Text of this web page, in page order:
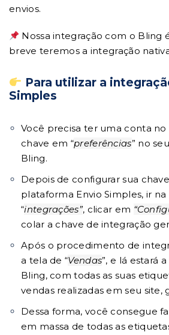
envios.
Nossa integração com o Bling
breve teremos a integração
Para utilizar a
Simples
Você precisa ter uma conta no
chave em “preferências” no
Bling.
Depois de configurar sua
plataforma Envio Simples, ir na
“integrações”, clicar em
colar a chave de integração
Após o procedimento de
a tela de “Vendas”, e lá estará
Bling, com todas as suas
vendas realizadas em seu site,
Dessa forma, você consegue
em massa de todas as